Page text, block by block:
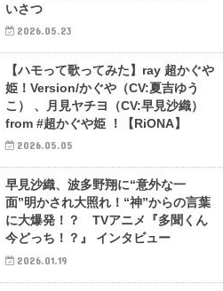
いさつ
2026.05.23
【ハモって歌ってみた】ray 超かぐや
姫！Version/かぐや（CV:夏吉ゆう
こ） 、月見ヤチヨ（CV:早見沙織）
from #超かぐや姫 ！【RiONA】
2026.05.05
早見沙織、波多野翔に“意外な一
面”明かされ大照れ！“神”からの言葉
に大爆発！？ TVアニメ『多聞くん
今どっち！？』 インタビュー
2026.01.19